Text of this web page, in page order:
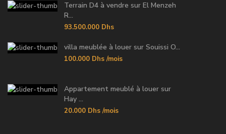
Terrain D4 à vendre sur El Menzeh
R...
93.500.000 Dhs
villa meublée à louer sur Souissi O...
100.000 Dhs /mois
Appartement meublé à louer sur
Hay ...
20.000 Dhs /mois